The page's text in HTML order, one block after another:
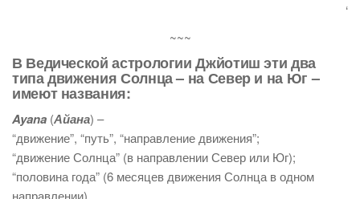
‘
~~~
В Ведической астрологии Джйотиш эти два
типа движения Солнца – на Север и на Юг –
имеют названия:
Ayana (Айана) –
“движение”, “путь”, “направление движения”;
“движение Солнца” (в направлении Север или Юг);
“половина года” (6 месяцев движения Солнца в одном
направлении).